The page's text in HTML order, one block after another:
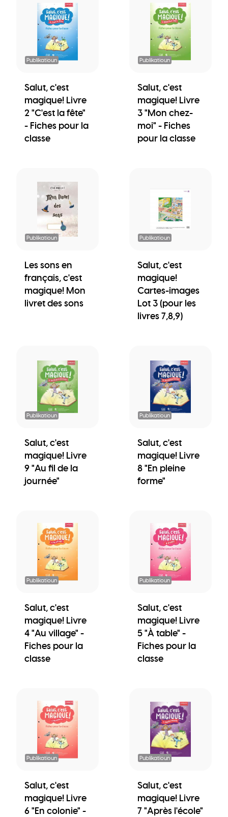
Publikatioun
Salut, c'est
magique! Livre
2 "C'est la fête"
- Fiches pour la
classe
Publikatioun
Salut, c'est
magique! Livre
3 "Mon chez-
moi" - Fiches
pour la classe
Publikatioun
Les sons en
français, c'est
magique! Mon
livret des sons
Publikatioun
Salut, c'est
magique!
Cartes-images
Lot 3 (pour les
livres 7,8,9)
Publikatioun
Salut, c'est
magique! Livre
9 "Au fil de la
journée"
Publikatioun
Salut, c'est
magique! Livre
8 "En pleine
forme"
Publikatioun
Salut, c'est
magique! Livre
4 "Au village" -
Fiches pour la
classe
Publikatioun
Salut, c'est
magique! Livre
5 "À table" -
Fiches pour la
classe
Publikatioun
Salut, c'est
magique! Livre
6 "En colonie" -
Publikatioun
Salut, c'est
magique! Livre
7 "Après l'école"